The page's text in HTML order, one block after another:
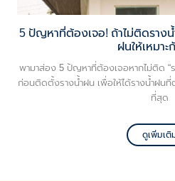
5 ปัญหาที่ต้องเจอ! ถ้าไม่ติดราง
ฝนให้เหมาะ
พามาส่อง 5 ปัญหาที่ต้องเจอหากไม่ติด “
ก่อนติดตั้งรางน้ำฝน เพื่อให้ได้รางน้ำฝน
ที่สุด
ดูเพิ่มเติ